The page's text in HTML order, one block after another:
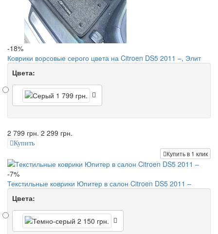
-18%
Коврики ворсовые серого цвета на Citroen DS5 2011 –, Элит
Цвета:
2 799 грн. 2 299 грн.
Купить
Купить в 1 клик
-7%
Текстильные коврики Юпитер в салон Citroen DS5 2011 –
Цвета: